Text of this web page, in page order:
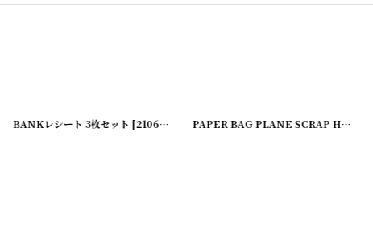
2020624-27]
BANKレシート 3枚セット [210622-4 PAPER BAG PLANE SCRAP H.H.SERRER&SON